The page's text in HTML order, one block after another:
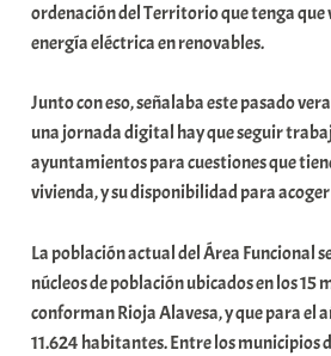
e
a
ordenación del Territorio que tenga que
energía eléctrica en renovables.
Junto con eso, señalaba este pasado
una jornada digital hay que seguir
ayuntamientos para cuestiones que
vivienda, y su disponibilidad para
La población actual del Área Funcional
núcleos de población ubicados en los 15
conforman Rioja Alavesa, y que para el
11.624 habitantes. Entre los municipios